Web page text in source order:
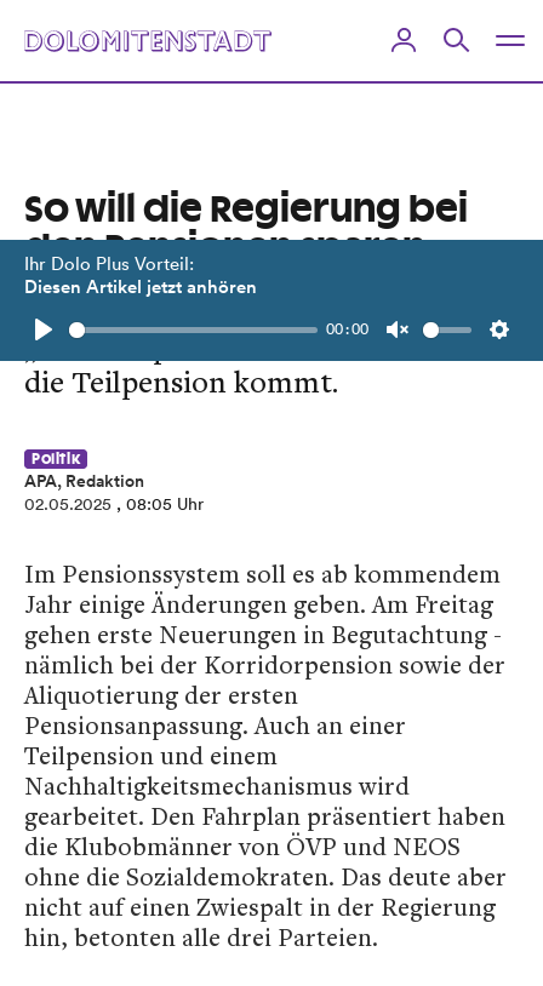
Ihr Dolo Plus Vorteil:
Diesen Artikel jetzt anhören
Play
00:00
Unmute
So will die Regierung bei
den Pensionen sparen
Das Antrittsalter für die
„Korridorpension“ wird erhöht und
die Teilpension kommt.
Politik
APA, Redaktion
02.05.2025 , 08:05 Uhr
Im Pensionssystem soll es ab kommendem
Jahr einige Änderungen geben. Am Freitag
gehen erste Neuerungen in Begutachtung -
nämlich bei der Korridorpension sowie der
Aliquotierung der ersten
Pensionsanpassung. Auch an einer
Teilpension und einem
Nachhaltigkeitsmechanismus wird
gearbeitet. Den Fahrplan präsentiert haben
die Klubobmänner von ÖVP und NEOS
ohne die Sozialdemokraten. Das deute aber
nicht auf einen Zwiespalt in der Regierung
hin, betonten alle drei Parteien.